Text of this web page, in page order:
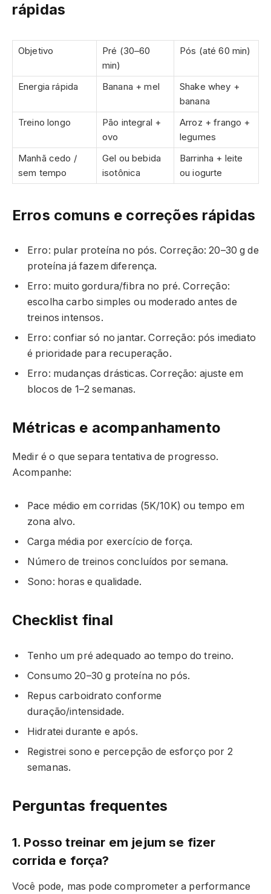
rápidas
Objetivo
Pré (30–60
min)
Pós (até 60 min)
Energia rápida Banana + mel
Shake whey +
banana
Treino longo
Pão integral +
ovo
Arroz + frango +
legumes
Manhã cedo /
sem tempo
Gel ou bebida
isotônica
Barrinha + leite
ou iogurte
Erros comuns e correções rápidas
Erro: pular proteína no pós. Correção: 20–30 g de
proteína já fazem diferença.
Erro: muito gordura/fibra no pré. Correção:
escolha carbo simples ou moderado antes de
treinos intensos.
Erro: confiar só no jantar. Correção: pós imediato
é prioridade para recuperação.
Erro: mudanças drásticas. Correção: ajuste em
blocos de 1–2 semanas.
Métricas e acompanhamento
Medir é o que separa tentativa de progresso.
Acompanhe:
Pace médio em corridas (5K/10K) ou tempo em
zona alvo.
Carga média por exercício de força.
Número de treinos concluídos por semana.
Sono: horas e qualidade.
Checklist final
Tenho um pré adequado ao tempo do treino.
Consumo 20–30 g proteína no pós.
Repus carboidrato conforme
duração/intensidade.
Hidratei durante e após.
Registrei sono e percepção de esforço por 2
semanas.
Perguntas frequentes
1. Posso treinar em jejum se fizer
corrida e força?
Você pode, mas pode comprometer a performance